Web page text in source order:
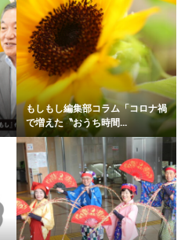
もしもし編集部コラム「コロナ禍
で増えた〝おうち時間...